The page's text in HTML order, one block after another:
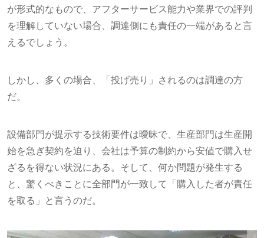
が形式的なもので、アフターサービス能力や業界での評判
を理解していない場合、調達側にも責任の一端があると言
えるでしょう。
しかし、多くの場合、「投げ売り」されるのは調達の方
だ。
設備部門が提示する技術要件は曖昧で、生産部門は生産開
始を急ぎ契約を迫り、会社は予算の制約から安値で購入せ
ざるを得ない状況にある。そして、何か問題が発生する
と、驚くべきことに全部門が一致して「購入した者が責任
を取る」と言うのだ。